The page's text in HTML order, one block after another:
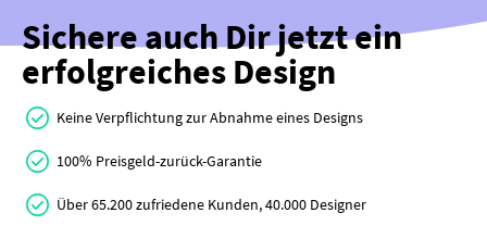
Sichere auch Dir jetzt ein
erfolgreiches Design
Keine Verpflichtung zur Abnahme eines Designs
100% Preisgeld-zurück-Garantie
Über 65.200 zufriedene Kunden, 40.000 Designer